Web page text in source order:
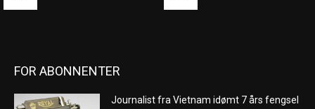
FOR ABONNENTER
Journalist fra Vietnam idømt 7 års fengsel